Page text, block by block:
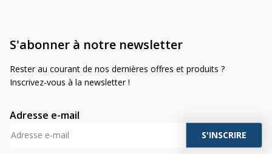
S'abonner à notre newsletter
Rester au courant de nos dernières offres et produits ?
Inscrivez-vous à la newsletter !
Adresse e-mail
A